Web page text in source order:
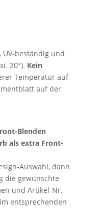
beständig und
30°). Kein
Temperatur auf
auf der
Blenden
als extra Front-
Auswahl, dann
die gewünschte
und Artikel-Nr.
entsprechenden